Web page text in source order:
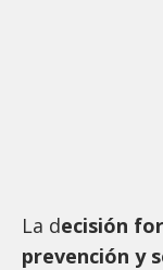
La decisión
prevención y